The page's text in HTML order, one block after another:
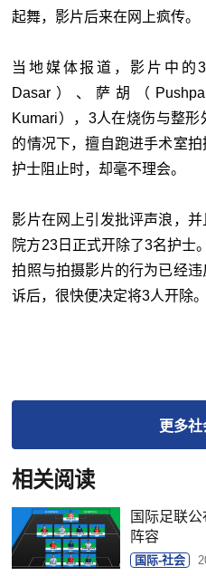
起舞，影片后来在网上疯传。
当地媒体报道，影片中的
Dasar）、萨胡（
Kumari），3人在烧伤与整
的情况下，擅自跑进手术室
护士阻止时，却毫不理会。
影片在网上引发批评声浪，
院方23日正式开除了3名护士
拍照与拍摄影片的行为已经
诉后，很快便决定将3人开除。
更多社
相关阅读
国际足联
阵容
国际-社会